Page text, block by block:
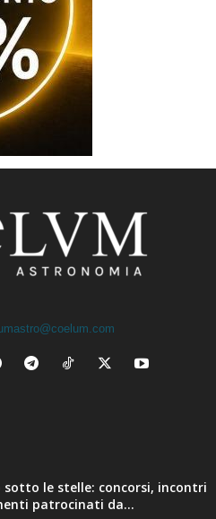
sotto le stelle: concorsi, incontri
patrocinati da...